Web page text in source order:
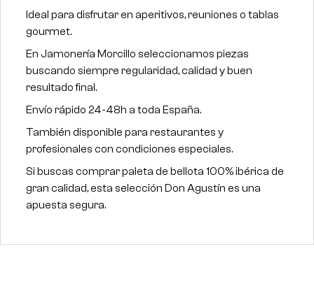
Ideal para disfrutar en aperitivos, reuniones o tablas
gourmet.
En Jamonería Morcillo seleccionamos piezas
buscando siempre regularidad, calidad y buen
resultado final.
Envío rápido 24-48h a toda España.
También disponible para restaurantes y
profesionales con condiciones especiales.
Si buscas comprar paleta de bellota 100% ibérica de
gran calidad, esta selección Don Agustín es una
apuesta segura.